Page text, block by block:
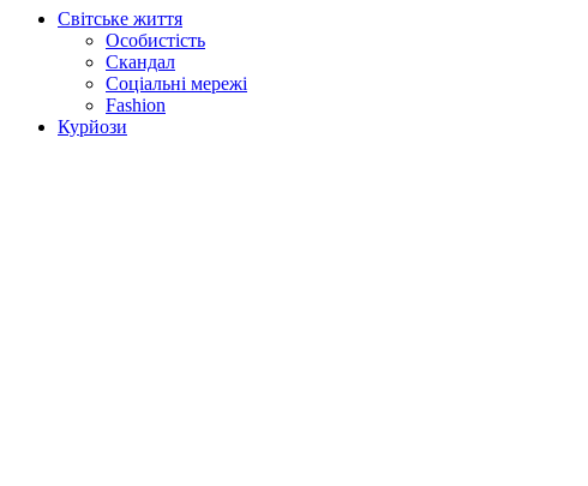
Світське життя
Особистість
Скандал
Соціальні мережі
Fashion
Курйози